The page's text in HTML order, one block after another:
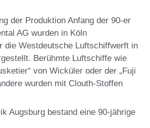
der Produktion Anfang der 90-er
AG wurden in Köln
die Westdeutsche Luftschiffwerft in
Berühmte Luftschiffe wie
von Wicküler oder der „Fuji
wurden mit Clouth-Stoffen
Augsburg bestand eine 90-jährige